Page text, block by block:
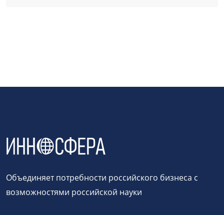
Объединяет потребности российского бизнеса с
возможностями российской науки